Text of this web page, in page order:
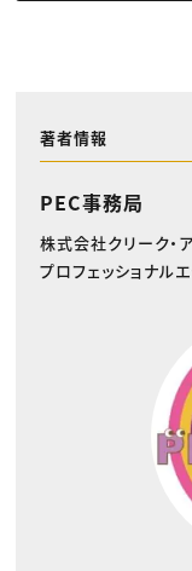
著者情報
PEC事務局
株式会社クリーク・
プロフェッショナル